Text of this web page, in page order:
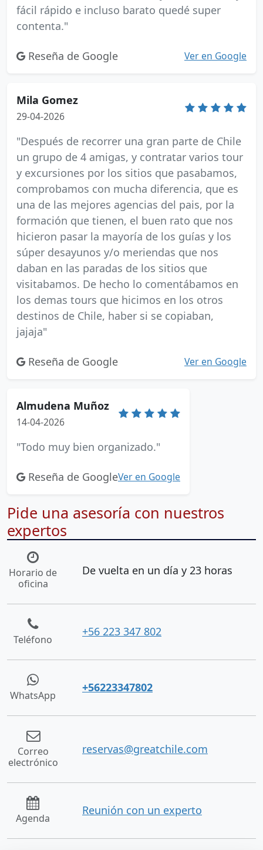
fácil rápido e incluso barato quedé super
contenta."
Reseña de Google Ver en Google
Mila Gomez
29-04-2026
"Después de recorrer una gran parte de Chile
un grupo de 4 amigas, y contratar varios tour
y excursiones por los sitios que pasabamos,
comprobamos con mucha diferencia, que es
una de las mejores agencias del pais, por la
formación que tienen, el buen rato que nos
hicieron pasar la mayoría de los guías y los
súper desayunos y/o meriendas que nos
daban en las paradas de los sitios que
visitabamos. De hecho lo comentábamos en
los demas tours que hicimos en los otros
destinos de Chile, haber si se copiaban,
jajaja"
Reseña de Google Ver en Google
Almudena Muñoz
14-04-2026
"Todo muy bien organizado."
Reseña de GoogleVer en Google
Pide una asesoría con nuestros
expertos
Horario de
oficina
De vuelta en un día y 23 horas
Teléfono
+56 223 347 802
WhatsApp
+56223347802
Correo
electrónico
reservas@greatchile.com
Agenda
Reunión con un experto